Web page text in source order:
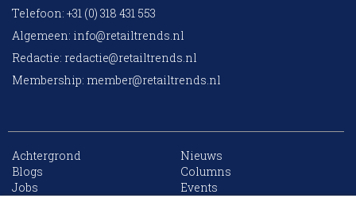
Telefoon: +31 (0) 318 431 553
Algemeen: info@retailtrends.nl
Redactie: redactie@retailtrends.nl
Membership: member@retailtrends.nl
Achtergrond
Nieuws
Blogs
Columns
Jobs
Events
10 collega’s